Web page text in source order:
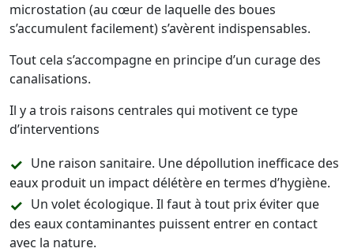
microstation (au cœur de laquelle des boues
s’accumulent facilement) s’avèrent indispensables.
Tout cela s’accompagne en principe d’un curage des
canalisations.
Il y a trois raisons centrales qui motivent ce type
d’interventions
Une raison sanitaire. Une dépollution inefficace des
eaux produit un impact délétère en termes d’hygiène.
Un volet écologique. Il faut à tout prix éviter que
des eaux contaminantes puissent entrer en contact
avec la nature.